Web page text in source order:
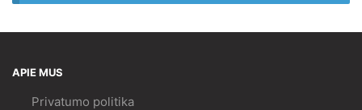
APIE MUS
Privatumo politika